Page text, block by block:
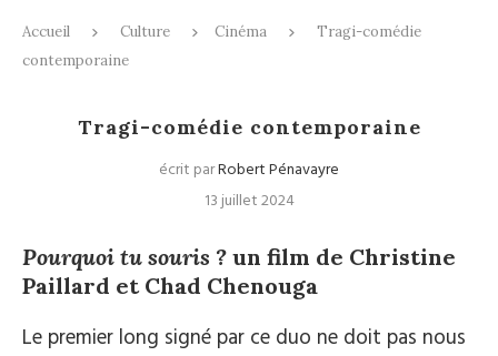
Accueil Culture Cinéma
Tragi-comédie
contemporaine
Tragi-comédie contemporaine
écrit parRobert Pénavayre
13 juillet 2024
Pourquoi tu souris ? un film de Christine
Paillard et Chad Chenouga
Le premier long signé par ce duo ne doit pas nous